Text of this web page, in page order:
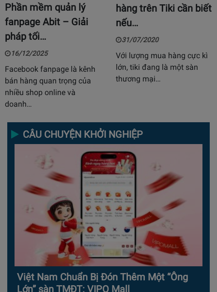
Phần mềm quản lý
fanpage Abit – Giải
pháp tối…
16/12/2025
Facebook fanpage là kênh
bán hàng quan trọng của
nhiều shop online và
doanh…
hàng trên Tiki cần biết
nếu…
31/07/2020
Với lượng mua hàng cực kì
lớn, tiki đang là một sàn
thương mại…
CÂU CHUYỆN KHỞI NGHIỆP
Việt Nam Chuẩn Bị Đón Thêm Một “Ông
Lớn” sàn TMĐT: VIPO Mall